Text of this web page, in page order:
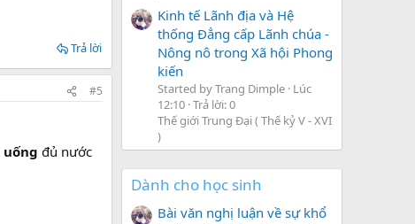
Trả lời
#5
uống đủ nước
Kinh tế Lãnh địa và Hệ
thống Đẳng cấp Lãnh chúa -
Nông nô trong Xã hội Phong
kiến
Started by Trang Dimple Lúc
12:10 Trả lời: 0
Thế giới Trung Đại ( Thế kỷ V - XVI
)
Dành cho học sinh
Bài văn nghị luận về sự khổ